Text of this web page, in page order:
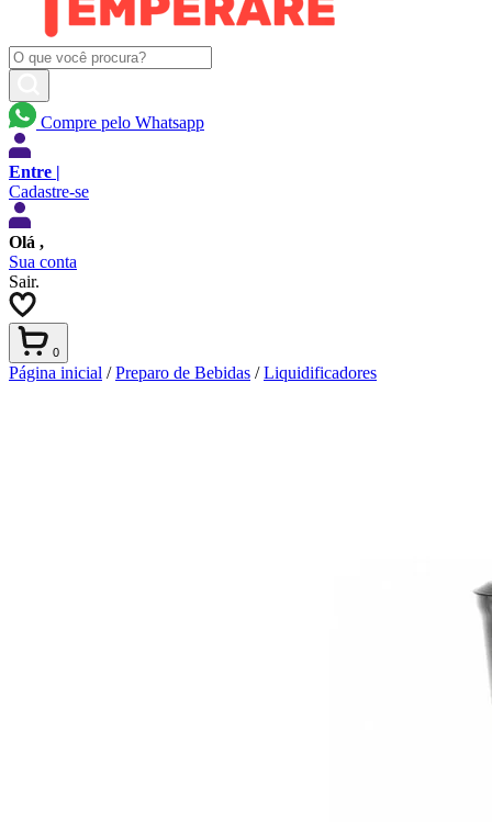
Compre pelo Whatsapp
Entre |
Cadastre-se
Olá ,
Sua conta
Sair.
0
Página inicial /Preparo de Bebidas /Liquidificadores